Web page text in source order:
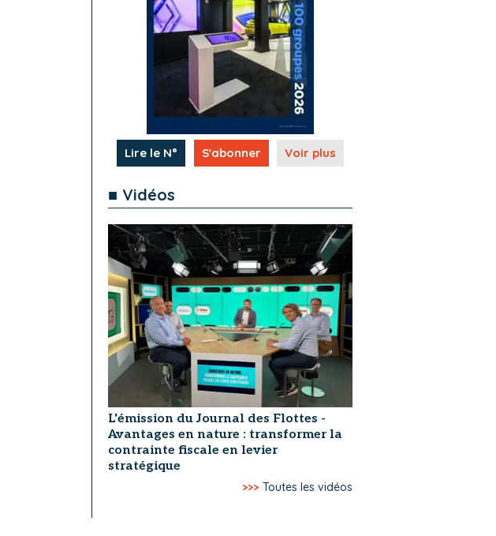
Lire le N° S'abonner Voir plus
■ Vidéos
L'émission du Journal des Flottes -
Avantages en nature : transformer la
contrainte fiscale en levier
stratégique
>>> Toutes les vidéos